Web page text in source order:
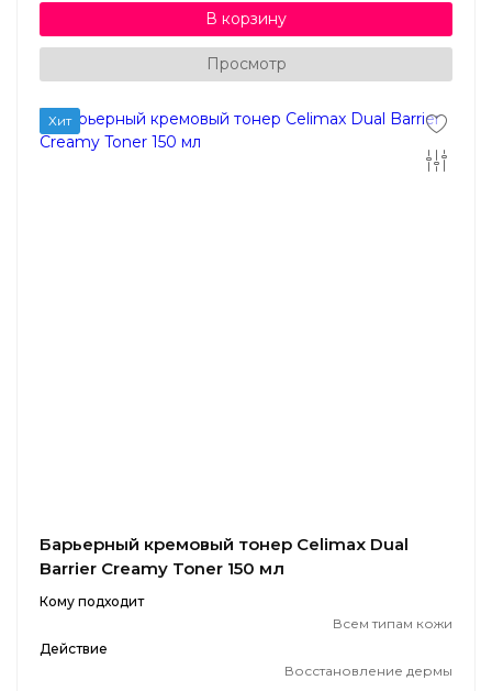
В корзину
Просмотр
Хит
Барьерный кремовый тонер Celimax Dual
Barrier Creamy Toner 150 мл
Кому подходит
Всем типам кожи
Действие
Восстановление дермы